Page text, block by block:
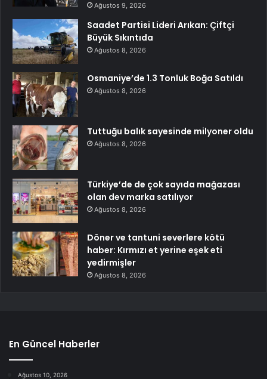
Ağustos 9, 2026
Saadet Partisi Lideri Arıkan: Çiftçi
Büyük Sıkıntıda
Ağustos 8, 2026
Osmaniye’de 1.3 Tonluk Boğa Satıldı
Ağustos 8, 2026
Tuttuğu balık sayesinde milyoner oldu
Ağustos 8, 2026
Türkiye’de de çok sayıda mağazası
olan dev marka satılıyor
Ağustos 8, 2026
Döner ve tantuni severlere kötü
haber: Kırmızı et yerine eşek eti
yedirmişler
Ağustos 8, 2026
En Güncel Haberler
Ağustos 10, 2026